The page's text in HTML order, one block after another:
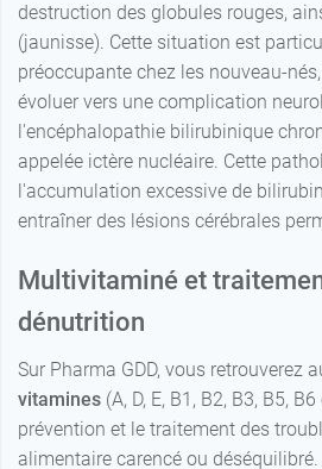
destruction des globules rouges,
(jaunisse). Cette situation est
préoccupante chez les nouveau-
évoluer vers une complication
l'encéphalopathie bilirubinique
appelée ictère nucléaire. Cette
l'accumulation excessive de
entraîner des lésions cérébrales
Multivitaminé et
dénutrition
Sur Pharma GDD, vous retrouverez
vitamines (A, D, E, B1, B2, B3, B5,
prévention et le traitement des
alimentaire carencé ou